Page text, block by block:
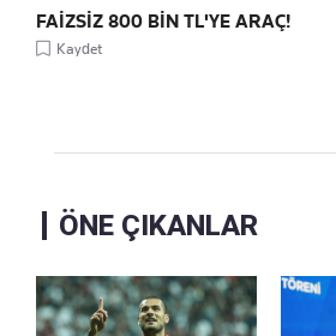
FAİZSİZ 800 BİN TL'YE ARAÇ!
Kaydet
ÖNE ÇIKANLAR